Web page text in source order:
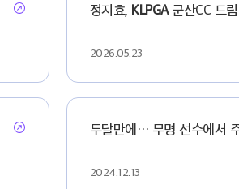
정지효, KLPGA군산CC 드
2026.05.23
두달만에… 무명 선수에서
2024.12.13